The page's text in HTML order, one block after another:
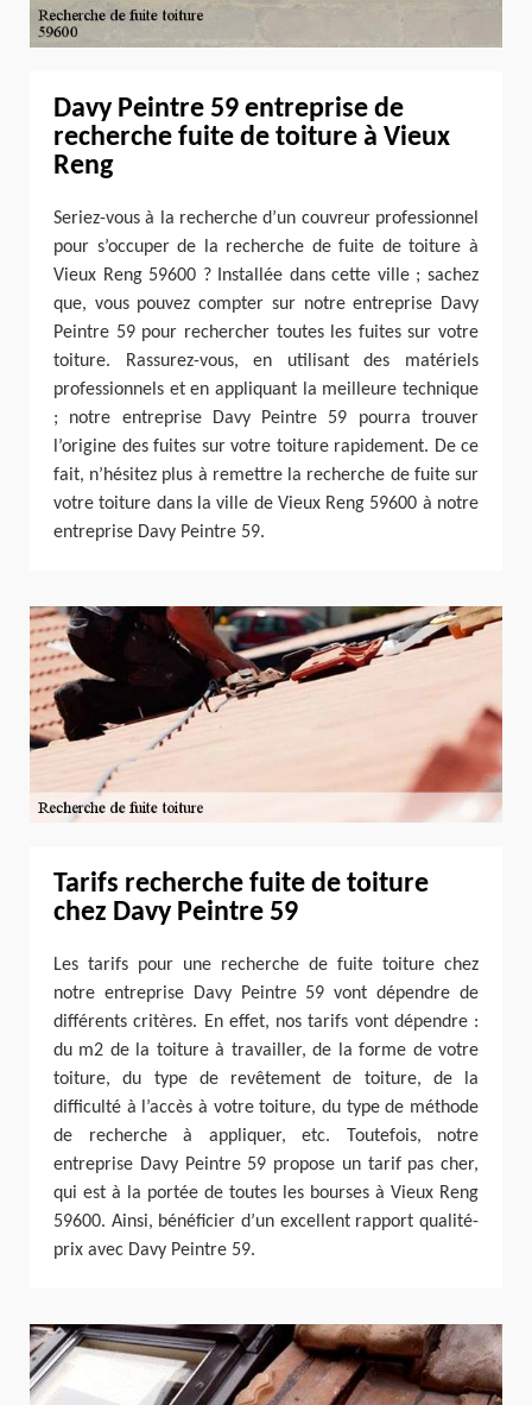
Davy Peintre 59 entreprise de
recherche fuite de toiture à Vieux
Reng
Seriez-vous à la recherche d’un couvreur professionnel
pour s’occuper de la recherche de fuite de toiture à
Vieux Reng 59600 ? Installée dans cette ville ; sachez
que, vous pouvez compter sur notre entreprise Davy
Peintre 59 pour rechercher toutes les fuites sur votre
toiture. Rassurez-vous, en utilisant des matériels
professionnels et en appliquant la meilleure technique
; notre entreprise Davy Peintre 59 pourra trouver
l’origine des fuites sur votre toiture rapidement. De ce
fait, n’hésitez plus à remettre la recherche de fuite sur
votre toiture dans la ville de Vieux Reng 59600 à notre
entreprise Davy Peintre 59.
Tarifs recherche fuite de toiture
chez Davy Peintre 59
Les tarifs pour une recherche de fuite toiture chez
notre entreprise Davy Peintre 59 vont dépendre de
différents critères. En effet, nos tarifs vont dépendre :
du m2 de la toiture à travailler, de la forme de votre
toiture, du type de revêtement de toiture, de la
difficulté à l’accès à votre toiture, du type de méthode
de recherche à appliquer, etc. Toutefois, notre
entreprise Davy Peintre 59 propose un tarif pas cher,
qui est à la portée de toutes les bourses à Vieux Reng
59600. Ainsi, bénéficier d’un excellent rapport qualité-
prix avec Davy Peintre 59.